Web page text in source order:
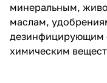
минеральным,
маслам,
дезинфицирующим
химическим